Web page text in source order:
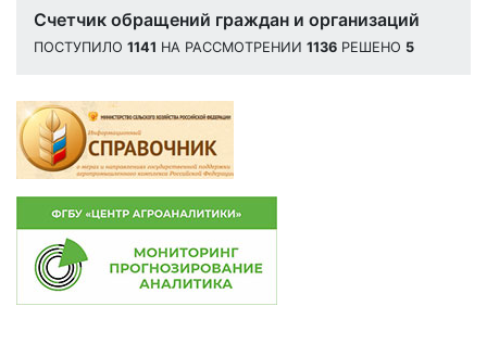
Счетчик обращений граждан и организаций
ПОСТУПИЛО 1141 НА РАССМОТРЕНИИ 1136 РЕШЕНО 5